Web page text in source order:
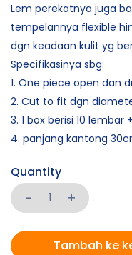
Lem perekatnya juga
tempelannya flexible
dgn keadaan kulit yg
Specifikasinya sbg:
1. One piece open dan
2. Cut to fit dgn
3. 1 box berisi 10 lembar
4. panjang kantong
Quantity
Tambah ke